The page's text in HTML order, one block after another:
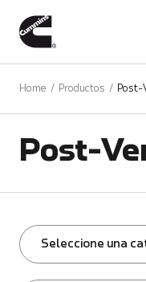
Home Productos Post-
Post-
Seleccione una